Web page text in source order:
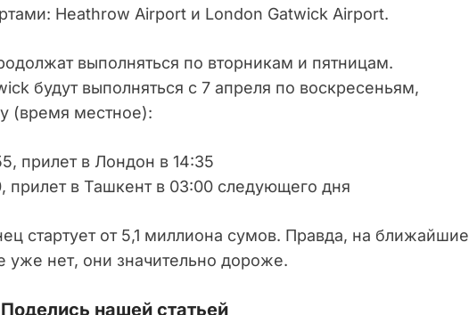
Heathrow Airport и London Gatwick Airport.
выполняться по вторникам и пятницам.
будут выполняться с 7 апреля по воскресеньям,
(время местное):
прилет в Лондон в 14:35
прилет в Ташкент в 03:00 следующего дня
стартует от 5,1 миллиона сумов. Правда, на ближайшие
уже нет, они значительно дороже.
Поделись нашей статьей